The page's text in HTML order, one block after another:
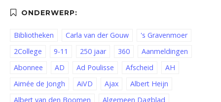
Bibliotheken Carla van der Gouw
's Gravenmoer
2College
9-11 250 jaar 360
Aanmeldingen
Abonnee
AD Ad Poulisse Afscheid
AH
Aimée de Jongh
AiVD Ajax
Albert Heijn
Albert van den Boomen
Algemeen Dagblad